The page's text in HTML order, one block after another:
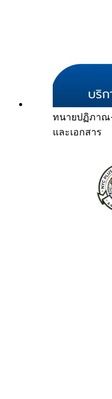
ทนายปฏิภาณ·
และเอกสาร